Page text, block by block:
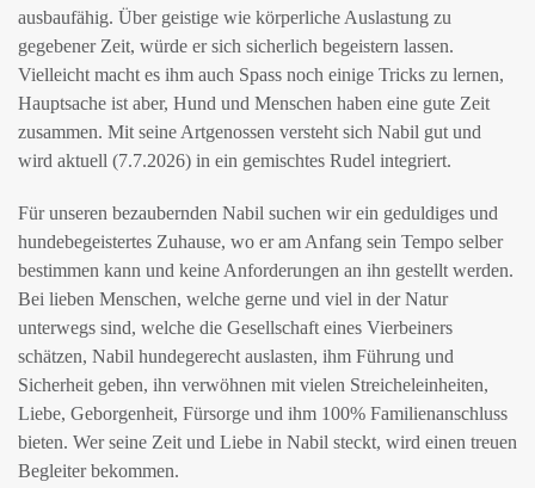
ausbaufähig. Über geistige wie körperliche Auslastung zu
gegebener Zeit, würde er sich sicherlich begeistern lassen.
Vielleicht macht es ihm auch Spass noch einige Tricks zu lernen,
Hauptsache ist aber, Hund und Menschen haben eine gute Zeit
zusammen. Mit seine Artgenossen versteht sich Nabil gut und
wird aktuell (7.7.2026) in ein gemischtes Rudel integriert.
Für unseren bezaubernden Nabil suchen wir ein geduldiges und
hundebegeistertes Zuhause, wo er am Anfang sein Tempo selber
bestimmen kann und keine Anforderungen an ihn gestellt werden.
Bei lieben Menschen, welche gerne und viel in der Natur
unterwegs sind, welche die Gesellschaft eines Vierbeiners
schätzen, Nabil hundegerecht auslasten, ihm Führung und
Sicherheit geben, ihn verwöhnen mit vielen Streicheleinheiten,
Liebe, Geborgenheit, Fürsorge und ihm 100% Familienanschluss
bieten. Wer seine Zeit und Liebe in Nabil steckt, wird einen treuen
Begleiter bekommen.